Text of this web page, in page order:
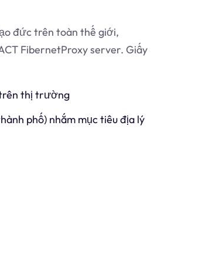
đức trên toàn thế giới,
FibernetProxy server. Giấy
thị trường
phố) nhắm mục tiêu địa lý